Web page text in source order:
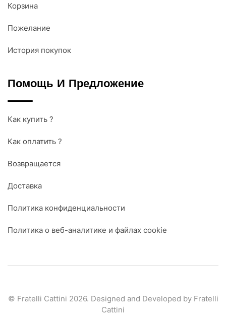
Корзина
Пожелание
История покупок
Помощь И Предложение
Как купить ?
Как оплатить ?
Возвращается
Доставка
Политика конфиденциальности
Политика о веб-аналитике и файлах cookie
© Fratelli Cattini 2026. Designed and Developed by Fratelli
Cattini